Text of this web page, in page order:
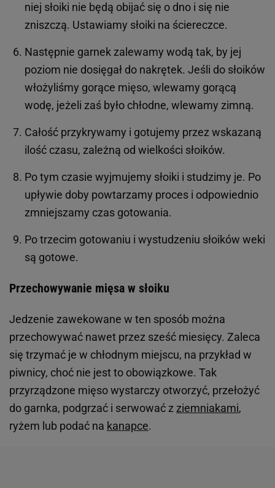
niej słoiki nie będą obijać się o dno i się nie
zniszczą. Ustawiamy słoiki na ściereczce.
Następnie garnek zalewamy wodą tak, by jej
poziom nie dosięgał do nakrętek. Jeśli do słoików
włożyliśmy gorące mięso, wlewamy gorącą
wodę, jeżeli zaś było chłodne, wlewamy zimną.
Całość przykrywamy i gotujemy przez wskazaną
ilość czasu, zależną od wielkości słoików.
Po tym czasie wyjmujemy słoiki i studzimy je. Po
upływie doby powtarzamy proces i odpowiednio
zmniejszamy czas gotowania.
Po trzecim gotowaniu i wystudzeniu słoików weki
są gotowe.
Przechowywanie mięsa w słoiku
Jedzenie zawekowane w ten sposób można
przechowywać nawet przez sześć miesięcy. Zaleca
się trzymać je w chłodnym miejscu, na przykład w
piwnicy, choć nie jest to obowiązkowe. Tak
przyrządzone mięso wystarczy otworzyć, przełożyć
do garnka, podgrzać i serwować z ziemniakami,
ryżem lub podać na kanapce.